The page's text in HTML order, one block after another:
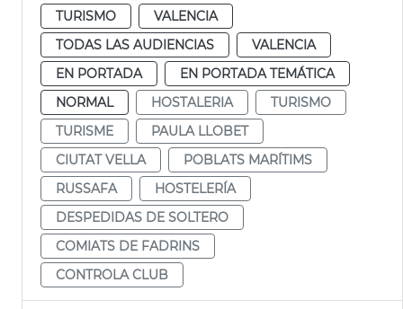
TURISMO
VALENCIA
TODAS LAS AUDIENCIAS
VALENCIA
EN PORTADA
EN PORTADA TEMÁTICA
NORMAL
HOSTALERIA
TURISMO
TURISME
PAULA LLOBET
CIUTAT VELLA
POBLATS MARÍTIMS
RUSSAFA
HOSTELERÍA
DESPEDIDAS DE SOLTERO
COMIATS DE FADRINS
CONTROLA CLUB